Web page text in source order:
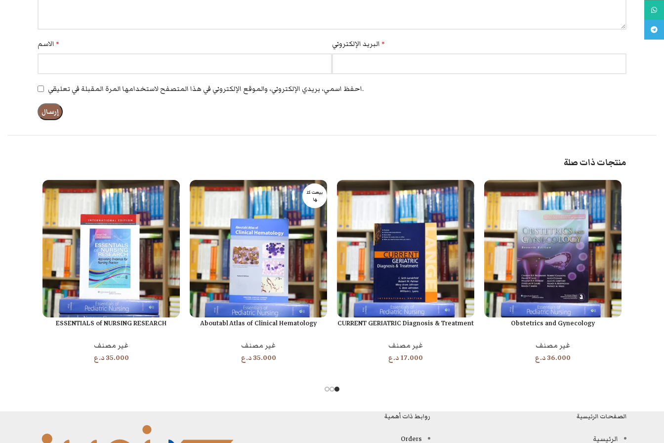
* *
احفظ اسمي، بريدي الإلكتروني، والموقع الإلكتروني في هذا المتصفح لاستخدامها المرة المقبلة في تعليقي.
منتجات ذات صلة
إضافة إلى السلةObstetrics and Gynecology
غير مصنف
36.000د.ع
إضافة إلى السلة
CURRENT GERIATRIC Diagnosis & Treatment
غير مصنف
17.000د.ع
بيعت كل
ها
قراءة المزيد
Aboutabl Atlas of Clinical Hematology
غير مصنف
35.000د.ع
إضافة إلى السلة
ESSENTIALS of NURSING RESEARCH
غير مصنف
35.000د.ع
الصفحات الرئيسية
الرئيسية
روابط ذات أهمية
Orders
تليجرام